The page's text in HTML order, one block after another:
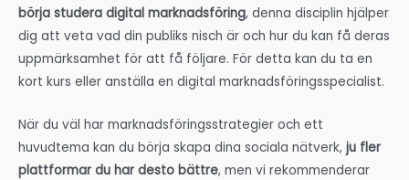
börja studera digital marknadsföring, denna disciplin hjälper
dig att veta vad din publiks nisch är och hur du kan få deras
uppmärksamhet för att få följare. För detta kan du ta en
kort kurs eller anställa en digital marknadsföringsspecialist.
När du väl har marknadsföringsstrategier och ett
huvudtema kan du börja skapa dina sociala nätverk, ju fler
plattformar du har desto bättre, men vi rekommenderar